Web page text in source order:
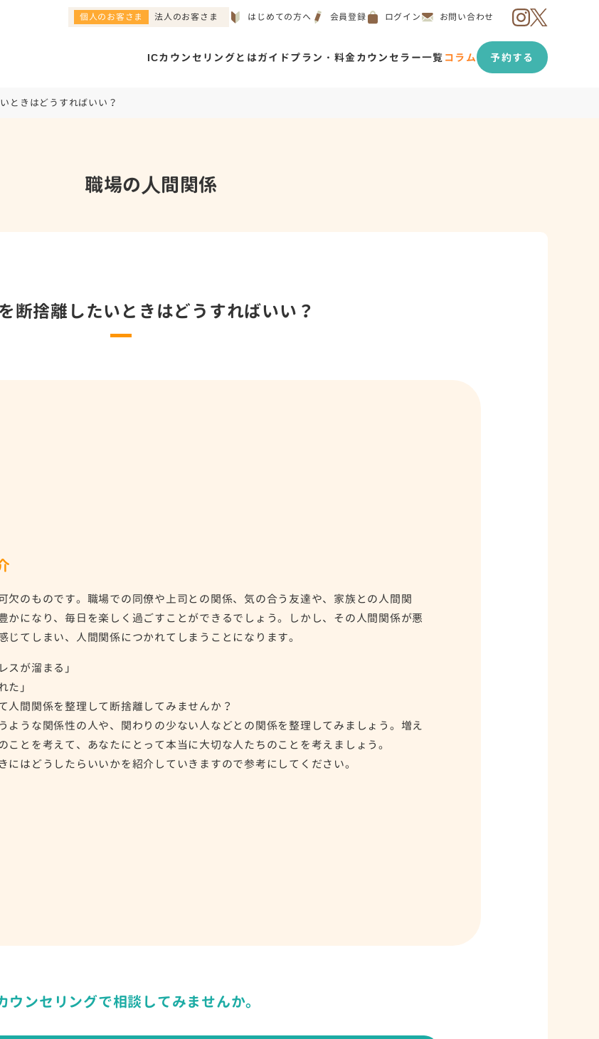
個人のお客さま 法人のお客さま はじめての方へ 会員登録 ログイン お問い合わせ
ICカウンセリングとはガイドプラン・料金カウンセラー一覧 コラム 予約する
ときはどうすればいい？
職場の⼈間関係
断捨離したいときはどうすればいい？
欠のものです。職場での同僚や上司との関係、気の合う友達や、家族との人間関
かになり、毎日を楽しく過ごすことができるでしょう。しかし、その人間関係が悪
じてしまい、人間関係につかれてしまうことになります。
スが溜まる」
た」
人間関係を整理して断捨離してみませんか？
ような関係性の人や、関わりの少ない人などとの関係を整理してみましょう。増え
ことを考えて、あなたにとって本当に大切な人たちのことを考えましょう。
にはどうしたらいいかを紹介していきますので参考にしてください。
ウンセリングで相談してみませんか。